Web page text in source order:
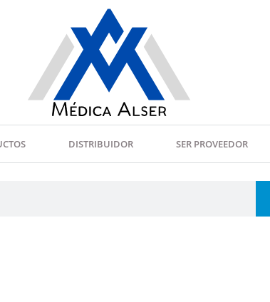
DISTRIBUIDOR SER PROVEEDOR